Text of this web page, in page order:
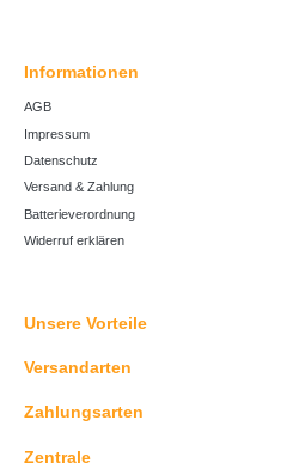
Unsere Vorteile
Zentrale
Informationen
AGB
Impressum
Datenschutz
Versand & Zahlung
Batterieverordnung
Widerruf erklären
Versandarten
Zahlungsarten